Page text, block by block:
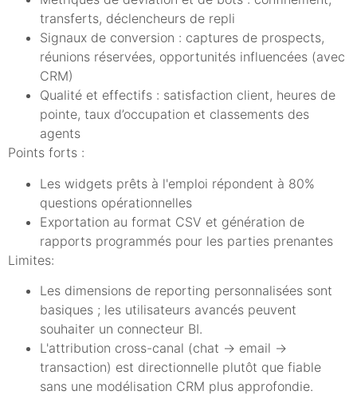
transferts, déclencheurs de repli
Signaux de conversion : captures de prospects,
réunions réservées, opportunités influencées (avec
CRM)
Qualité et effectifs : satisfaction client, heures de
pointe, taux d’occupation et classements des
agents
Points forts :
Les widgets prêts à l'emploi répondent à 80%
questions opérationnelles
Exportation au format CSV et génération de
rapports programmés pour les parties prenantes
Limites:
Les dimensions de reporting personnalisées sont
basiques ; les utilisateurs avancés peuvent
souhaiter un connecteur BI.
L'attribution cross-canal (chat → email →
transaction) est directionnelle plutôt que fiable
sans une modélisation CRM plus approfondie.